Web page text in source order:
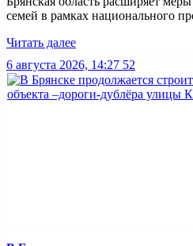
семей в рамках национального
Читать далее
6 августа 2026, 14:27 52